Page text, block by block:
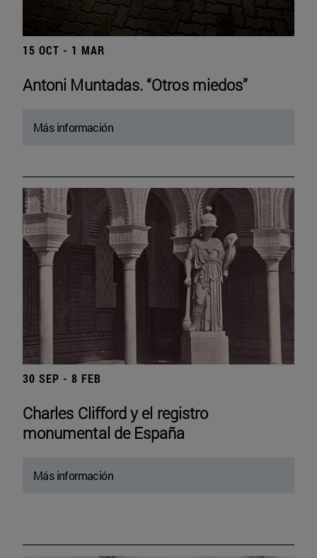
15 OCT - 1 MAR
Antoni Muntadas. “Otros miedos”
Más información
30 SEP - 8 FEB
Charles Clifford y el registro
monumental de España
Más información